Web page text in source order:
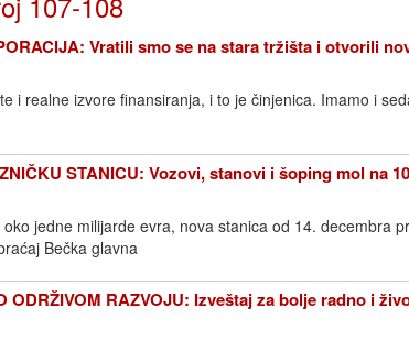
Vratili smo se na stara tržišta i otvorili
i realne izvore finansiranja, i to je činjenica. Imamo i
STANICU: Vozovi, stanovi i šoping mol na
jedne milijarde evra, nova stanica od 14. decembra
Bečka glavna
ODRŽIVOM RAZVOJU: Izveštaj za bolje radno i